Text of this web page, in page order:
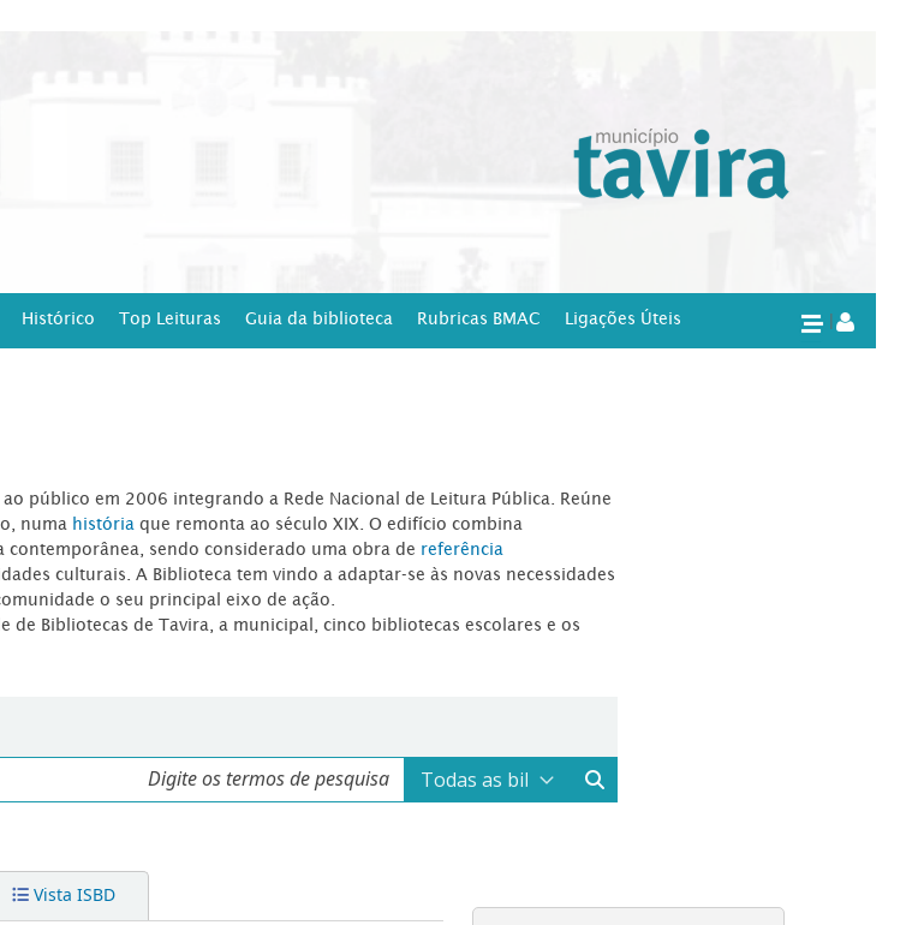
Histórico Top Leituras Guia da biblioteca Rubricas BMAC Ligações Úteis
público em 2006 integrando a Rede Nacional de Leitura Pública. Reúne
numa história que remonta ao século XIX. O edifício combina
sendo considerado uma obra de referência
culturais. A Biblioteca tem vindo a adaptar-se às novas necessidades
o seu principal eixo de ação.
de Bibliotecas de Tavira, a municipal, cinco bibliotecas escolares e os
Vista ISBD